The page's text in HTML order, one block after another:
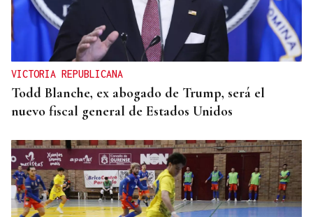
VICTORIA REPUBLICANA
Todd Blanche, ex abogado de Trump, será el
nuevo fiscal general de Estados Unidos